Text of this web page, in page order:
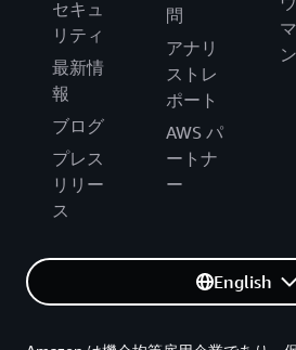
セキュ
リティ
最新情
報
ブログ
プレス
リリー
ス
問
アナリ
ストレ
ポート
AWS パ
ートナ
ー
ン
English